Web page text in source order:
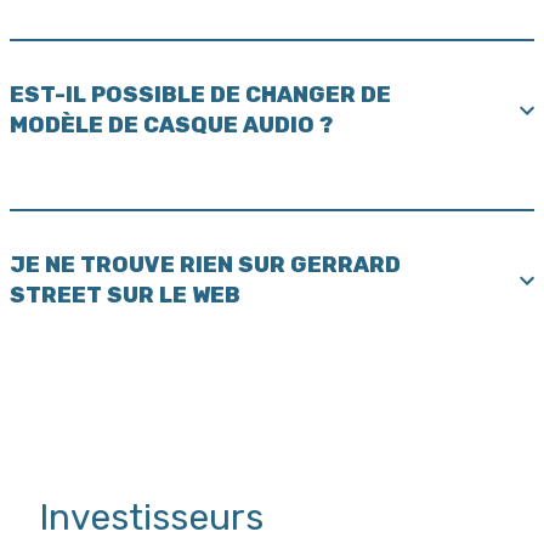
EST-IL POSSIBLE DE CHANGER DE
MODÈLE DE CASQUE AUDIO ?
JE NE TROUVE RIEN SUR GERRARD
STREET SUR LE WEB
Investisseurs